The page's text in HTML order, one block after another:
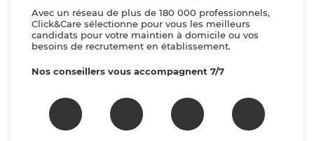
Avec un réseau de plus de 180 000 professionnels,
Click&Care sélectionne pour vous les meilleurs
candidats pour votre maintien à domicile ou vos
besoins de recrutement en établissement.
Nos conseillers vous accompagnent 7/7